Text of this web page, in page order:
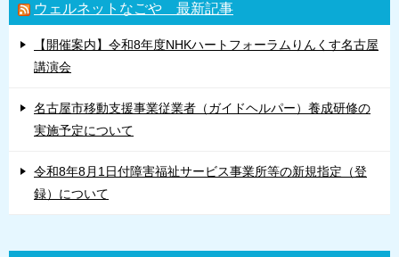
ウェルネットなごや 最新記事
【開催案内】令和8年度NHKハートフォーラムりんくす名古屋
講演会
名古屋市移動支援事業従業者（ガイドヘルパー）養成研修の
実施予定について
令和8年8月1日付障害福祉サービス事業所等の新規指定（登
録）について